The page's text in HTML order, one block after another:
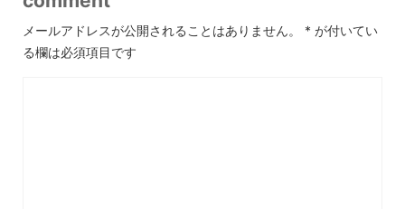
メールアドレスが公開されることはありません。 * が付いてい
る欄は必須項目です